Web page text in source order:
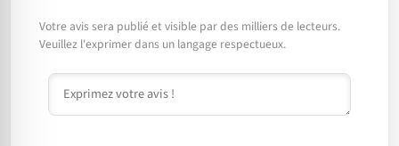
Votre avis sera publié et visible par des milliers de lecteurs.
Veuillez l'exprimer dans un langage respectueux.
Commentaire